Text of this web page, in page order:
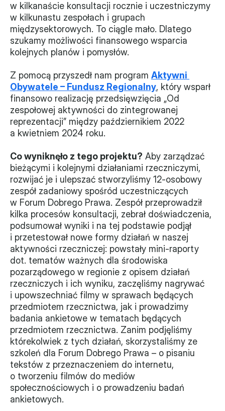
Edycja 2024
Laureaci
w kilkanaście konsultacji rocznie i uczestniczymy
w kilkunastu zespołach i grupach
międzysektorowych. To ciągle mało. Dlatego
szukamy możliwości finansowego wsparcia
kolejnych planów i pomysłów.
Z pomocą przyszedł nam program Aktywni
Obywatele – Fundusz Regionalny, który wsparł
finansowo realizację przedsięwzięcia „Od
zespołowej aktywności do zintegrowanej
reprezentacji” między październikiem 2022
a kwietniem 2024 roku.
Co wyniknęło z tego projektu? Aby zarządzać
bieżącymi i kolejnymi działaniami rzeczniczymi,
rozwijać je i ulepszać stworzyliśmy 12-osobowy
zespół zadaniowy spośród uczestniczących
w Forum Dobrego Prawa. Zespół przeprowadził
kilka procesów konsultacji, zebrał doświadczenia,
podsumował wyniki i na tej podstawie podjął
i przetestował nowe formy działań w naszej
aktywności rzeczniczej: powstały mini-raporty
dot. tematów ważnych dla środowiska
pozarządowego w regionie z opisem działań
rzeczniczych i ich wyniku, zaczęliśmy nagrywać
i upowszechniać filmy w sprawach będących
przedmiotem rzecznictwa, jak i prowadzimy
badania ankietowe w tematach będących
przedmiotem rzecznictwa. Zanim podjęliśmy
którekolwiek z tych działań, skorzystaliśmy ze
szkoleń dla Forum Dobrego Prawa – o pisaniu
tekstów z przeznaczeniem do internetu,
o tworzeniu filmów do mediów
społecznościowych i o prowadzeniu badań
ankietowych.